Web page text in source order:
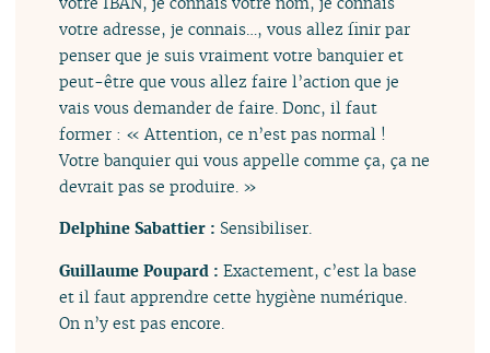
votre adresse, je connais…, vous allez finir par
penser que je suis vraiment votre banquier et
peut-être que vous allez faire l’action que je
vais vous demander de faire. Donc, il faut
former : « Attention, ce n’est pas normal !
Votre banquier qui vous appelle comme ça, ça ne
devrait pas se produire. »
Delphine Sabattier : Sensibiliser.
Guillaume Poupard :Exactement, c’est la base
et il faut apprendre cette hygiène numérique.
On n’y est pas encore.